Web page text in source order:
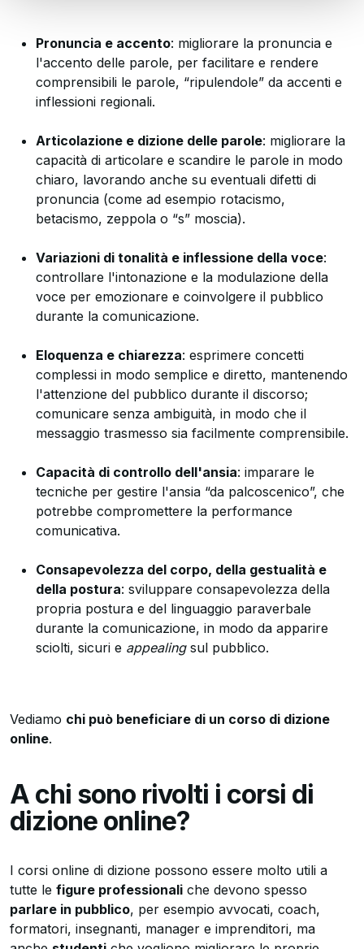
Pronuncia e accento: migliorare la pronuncia e
l'accento delle parole, per facilitare e rendere
comprensibili le parole, “ripulendole” da accenti e
inflessioni regionali.
Articolazione e dizione delle parole: migliorare la
capacità di articolare e scandire le parole in modo
chiaro, lavorando anche su eventuali difetti di
pronuncia (come ad esempio rotacismo,
betacismo, zeppola o “s” moscia).
Variazioni di tonalità e inflessione della voce:
controllare l'intonazione e la modulazione della
voce per emozionare e coinvolgere il pubblico
durante la comunicazione.
Eloquenza e chiarezza: esprimere concetti
complessi in modo semplice e diretto, mantenendo
l'attenzione del pubblico durante il discorso;
comunicare senza ambiguità, in modo che il
messaggio trasmesso sia facilmente comprensibile.
Capacità di controllo dell'ansia: imparare le
tecniche per gestire l'ansia “da palcoscenico”, che
potrebbe compromettere la performance
comunicativa.
Consapevolezza del corpo, della gestualità e
della postura: sviluppare consapevolezza della
propria postura e del linguaggio paraverbale
durante la comunicazione, in modo da apparire
sciolti, sicuri e appealingsul pubblico.
Vediamo chi può beneficiare di un corso di dizione
online.
A chi sono rivolti i corsi di
dizione online?
I corsi online di dizione possono essere molto utili a
tutte le figure professionali che devono spesso
parlare in pubblico, per esempio avvocati, coach,
formatori, insegnanti, manager e imprenditori, ma